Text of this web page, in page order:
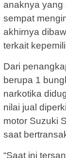
anaknya yang
sempat
akhirnya
terkait
Dari
berupa 1
narkotika
nilai jual
motor Suzuki
saat
“Saat ini